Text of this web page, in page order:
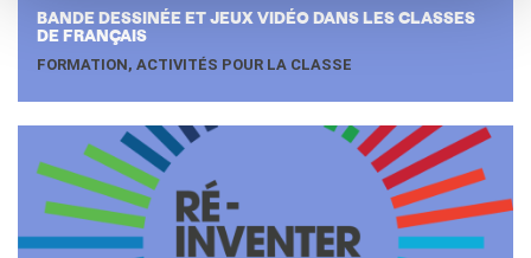
BANDE DESSINÉE ET JEUX VIDÉO DANS LES CLASSES
DE FRANÇAIS
FORMATION, ACTIVITÉS POUR LA CLASSE